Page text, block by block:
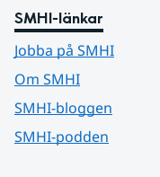
SMHI-länkar
Jobba på SMHI
Om SMHI
SMHI-bloggen
SMHI-podden